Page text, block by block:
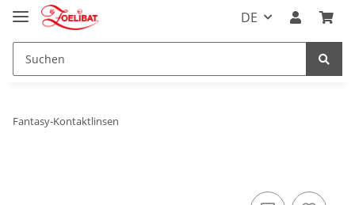
DE
Fantasy-Kontaktlinsen